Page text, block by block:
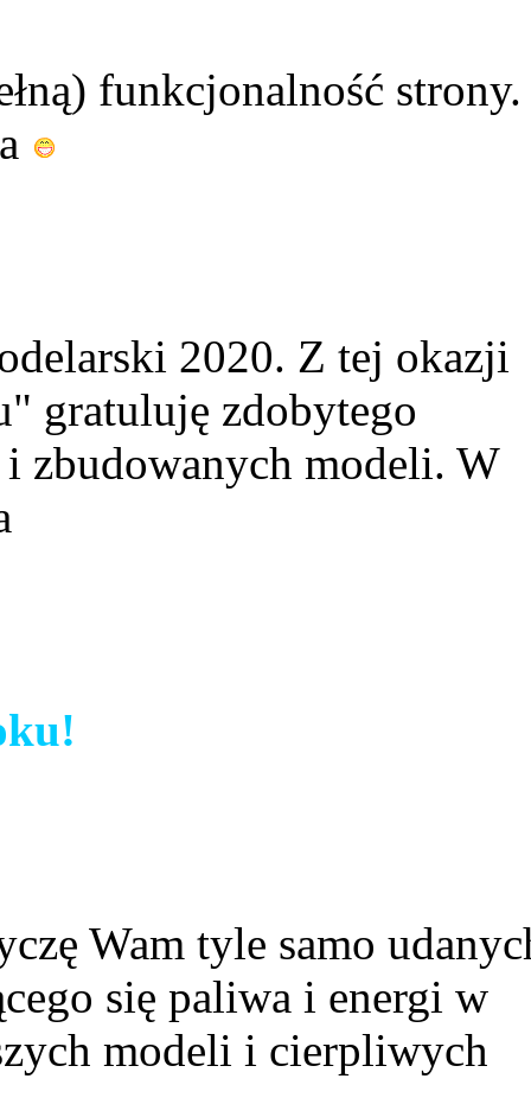
funkcjonalność strony.
2020. Z tej okazji
gratuluję zdobytego
zbudowanych modeli. W
Wam tyle samo
się paliwa i energi w
modeli i cierpliwych